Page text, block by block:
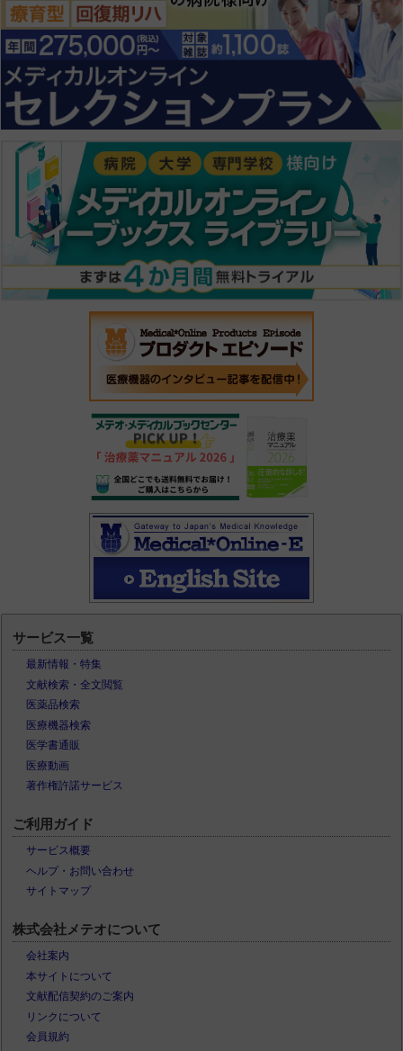
サービス一覧
最新情報・特集
文献検索・全文閲覧
医薬品検索
医療機器検索
医学書通販
医療動画
著作権許諾サービス
ご利用ガイド
サービス概要
ヘルプ・お問い合わせ
サイトマップ
株式会社メテオについて
会社案内
本サイトについて
文献配信契約のご案内
リンクについて
会員規約